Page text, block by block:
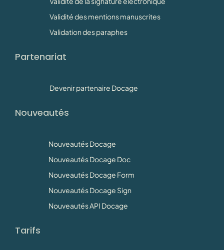
Validité des mentions manuscrites
Validation des paraphes
Partenariat
Devenir partenaire Docage
Nouveautés
Nouveautés Docage
Nouveautés Docage Doc
Nouveautés Docage Form
Nouveautés Docage Sign
Nouveautés API Docage
Tarifs